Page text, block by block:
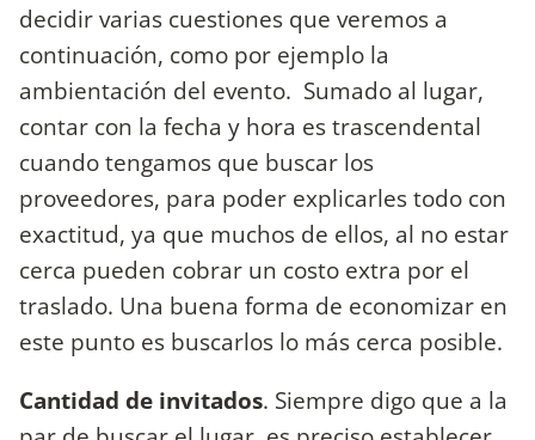
decidir varias cuestiones que veremos a
continuación, como por ejemplo la
ambientación del evento. Sumado al lugar,
contar con la fecha y hora es trascendental
cuando tengamos que buscar los
proveedores, para poder explicarles todo con
exactitud, ya que muchos de ellos, al no estar
cerca pueden cobrar un costo extra por el
traslado. Una buena forma de economizar en
este punto es buscarlos lo más cerca posible.
Cantidad de invitados. Siempre digo que a la